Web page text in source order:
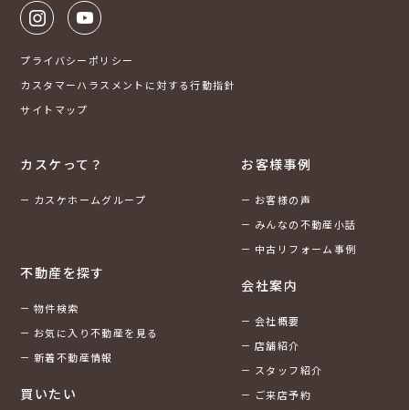
プライバシーポリシー
カスタマーハラスメントに対する行動指針
サイトマップ
カスケって？
カスケホームグループ
不動産を探す
物件検索
お気に入り不動産を見る
新着不動産情報
買いたい
お客様事例
お客様の声
みんなの不動産小話
中古リフォーム事例
会社案内
会社概要
店舗紹介
スタッフ紹介
ご来店予約